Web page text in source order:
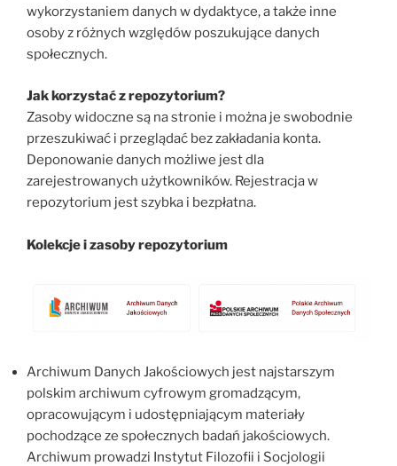
wykorzystaniem danych w dydaktyce, a także inne
osoby z różnych względów poszukujące danych
społecznych.
Jak korzystać z repozytorium?
Zasoby widoczne są na stronie i można je swobodnie
przeszukiwać i przeglądać bez zakładania konta.
Deponowanie danych możliwe jest dla
zarejestrowanych użytkowników. Rejestracja w
repozytorium jest szybka i bezpłatna.
Kolekcje i zasoby repozytorium
Archiwum Danych Jakościowych jest najstarszym
polskim archiwum cyfrowym gromadzącym,
opracowującym i udostępniającym materiały
pochodzące ze społecznych badań jakościowych.
Archiwum prowadzi Instytut Filozofii i Socjologii